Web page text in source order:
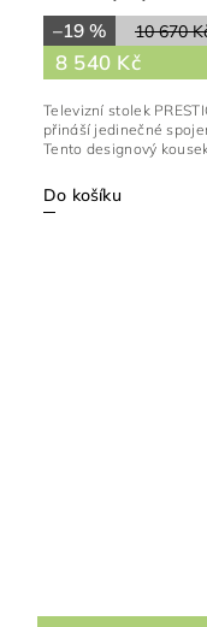
10 670
–19 %
8 540 Kč
Do košíku
Televizní stolek
přináší jedinečné
Tento designový